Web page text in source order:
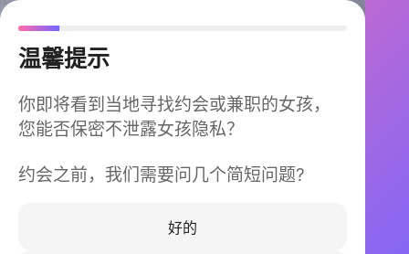
温馨提示
你即将看到当地寻找约会或兼职的女孩，
您能否保密不泄露女孩隐私？
约会之前，我们需要问几个简短问题?
好的
今晚不再孤单
同城快速匹配，马上认识身边的TA